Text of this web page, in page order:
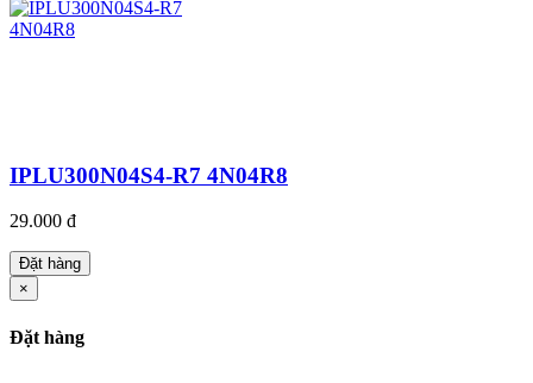
IPLU300N04S4-R7 4N04R8
29.000 đ
Đặt hàng
×
Đặt hàng